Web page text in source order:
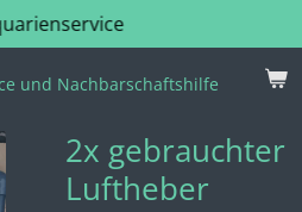
und Nachbarschaftshilfe
2x gebrauchter
Luftheber